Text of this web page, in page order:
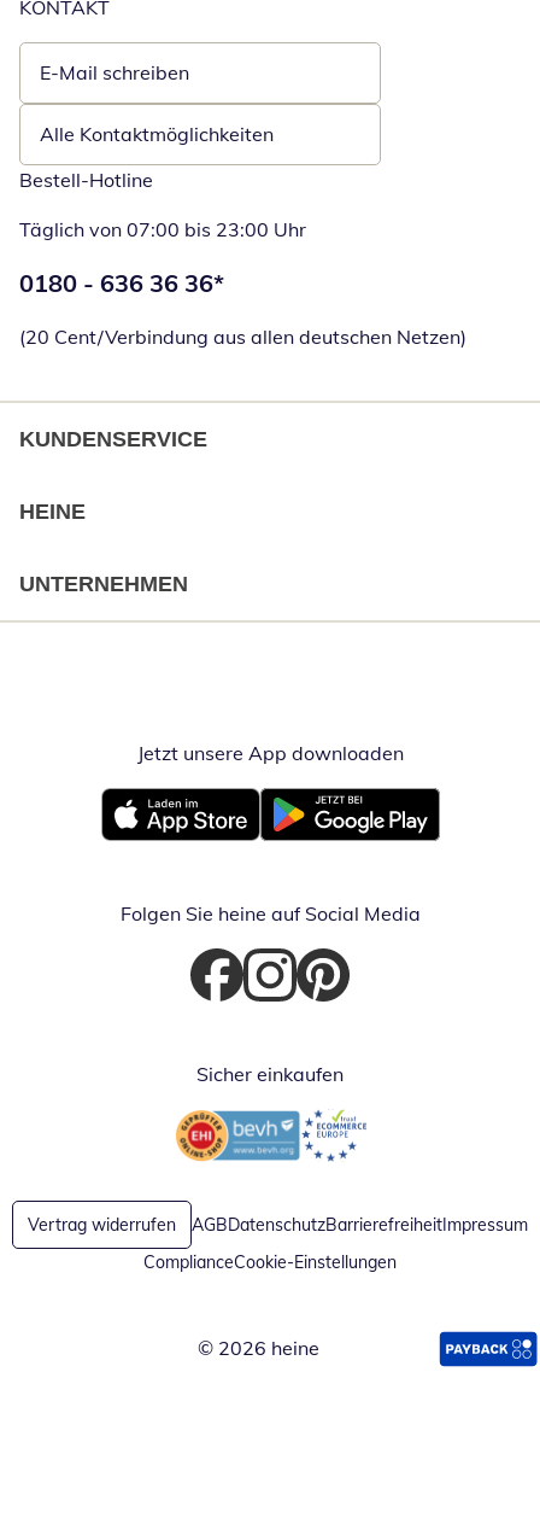
KONTAKT
E-Mail schreiben
Öffnet E-Mail-Client
Alle Kontaktmöglichkeiten
Bestell-Hotline
Täglich von 07:00 bis 23:00 Uhr
Telefonnummer:
0180 - 636 36 36*
(20 Cent/Verbindung aus allen deutschen Netzen)
KUNDENSERVICE
HEINE
UNTERNEHMEN
Jetzt unsere App downloadenÖffnet in
Öffnet in neuem FensterÖffnet in neuem Fenster
Folgen Sie heine auf Social Media
Öffnet in neuem Fenster
Öffnet in neuem Fenster
Öffnet in neuem Fenster
Sicher einkaufen
Öffnet in neuem FensterÖffnet in neuem Fenster
Vertrag widerrufen AGBDatenschutzBarrierefreiheitImpressum
ComplianceCookie-Einstellungen
© 2026 heine